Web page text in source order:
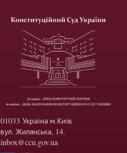
01033 Україна м.Київ
вул. Жилянська, 14.
inbox@ccu.gov.ua